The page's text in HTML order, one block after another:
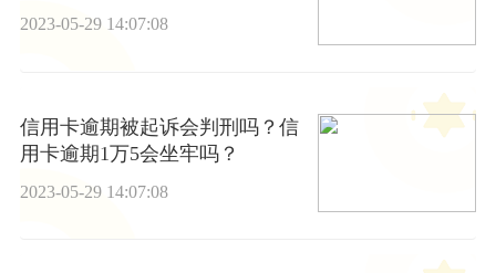
跟贷款需要还吗?
2023-05-29 14:07:08
信用卡逾期被起诉会判刑吗？信
用卡逾期1万5会坐牢吗？
2023-05-29 14:07:08